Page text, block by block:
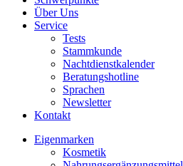
Über Uns
Service
Tests
Stammkunde
Nachtdienstkalender
Beratungshotline
Sprachen
Newsletter
Kontakt
Eigenmarken
Kosmetik